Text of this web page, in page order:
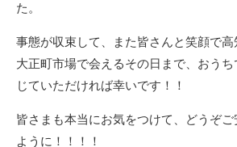
た。
事態が収束して、また皆さんと笑顔で
大正町市場で会えるその日まで、おう
じていただければ幸いです！！
皆さまも本当にお気をつけて、どうぞ
ように！！！！